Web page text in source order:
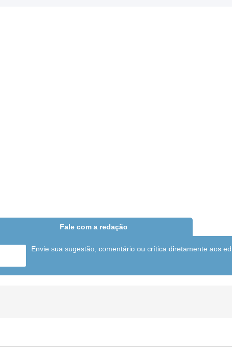
Fale com a redação
Envie sua sugestão, comentário ou crítica diretamente aos